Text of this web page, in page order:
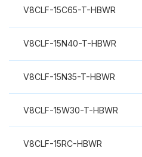
V8CLF-15C65-T-HBWR
V8CLF-15N40-T-HBWR
V8CLF-15N35-T-HBWR
V8CLF-15W30-T-HBWR
V8CLF-15RC-HBWR